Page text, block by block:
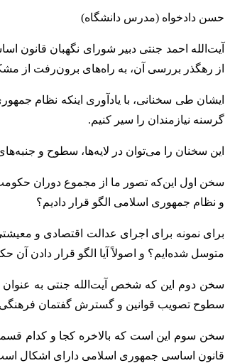
حسن دادخواه (مدرس دانشگاه)
آیت‌الله احمد جنتی دبیر شورای نگهبان
از رهگذر بررسی آن، به راه‌های برون‌رفت از
ایشان طی سخنانی، با یادآوری اینکه نظام
گرسنه نیازمندان را سیر کنیم.
این سخنان را می‌توان در لایه‌ها، سطوح و
سخن اول این‌که تصور ما از مجموع دوران
و نظام جمهوری اسلامی الگو قرار دادیم؟
برای نمونه برای اجرای عدالت اقتصادی و
متوسل شده‌ایم؟ و اصولاً آیا الگو قرار دادن آن
سخن دوم این که شخص آیت‌الله جنتی به عنوان
سطوح تصویب قوانین و گسترش گفتمان فرهنگی
سخن سوم این است که بالاخره کجا و کدام
قانون اساسی جمهوری اسلامی دارای اشکال است؟